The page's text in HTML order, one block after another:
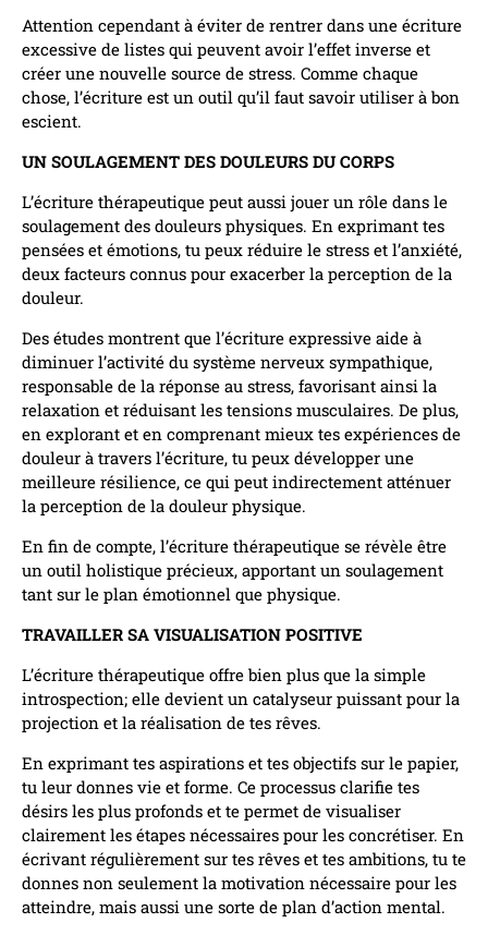
Attention cependant à éviter de rentrer dans une écriture
excessive de listes qui peuvent avoir l’effet inverse et
créer une nouvelle source de stress. Comme chaque
chose, l’écriture est un outil qu’il faut savoir utiliser à bon
escient.
UN SOULAGEMENT DES DOULEURS DU CORPS
L’écriture thérapeutique peut aussi jouer un rôle dans le
soulagement des douleurs physiques. En exprimant tes
pensées et émotions, tu peux réduire le stress et l’anxiété,
deux facteurs connus pour exacerber la perception de la
douleur.
Des études montrent que l’écriture expressive aide à
diminuer l’activité du système nerveux sympathique,
responsable de la réponse au stress, favorisant ainsi la
relaxation et réduisant les tensions musculaires. De plus,
en explorant et en comprenant mieux tes expériences de
douleur à travers l’écriture, tu peux développer une
meilleure résilience, ce qui peut indirectement atténuer
la perception de la douleur physique.
En fin de compte, l’écriture thérapeutique se révèle être
un outil holistique précieux, apportant un soulagement
tant sur le plan émotionnel que physique.
TRAVAILLER SA VISUALISATION POSITIVE
L’écriture thérapeutique offre bien plus que la simple
introspection; elle devient un catalyseur puissant pour la
projection et la réalisation de tes rêves.
En exprimant tes aspirations et tes objectifs sur le papier,
tu leur donnes vie et forme. Ce processus clarifie tes
désirs les plus profonds et te permet de visualiser
clairement les étapes nécessaires pour les concrétiser. En
écrivant régulièrement sur tes rêves et tes ambitions, tu te
donnes non seulement la motivation nécessaire pour les
atteindre, mais aussi une sorte de plan d’action mental.